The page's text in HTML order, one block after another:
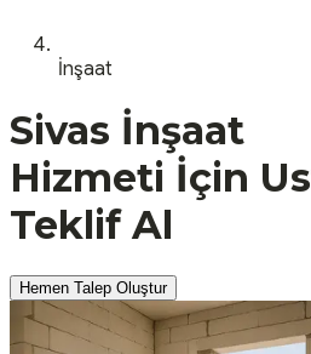
İnşaat
Sivas İnşaat
Hizmeti İçin
Teklif Al
Hemen Talep Oluştur